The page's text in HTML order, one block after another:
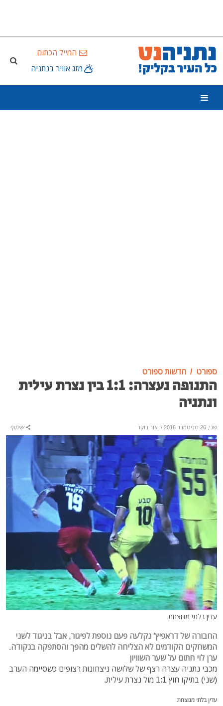
המייל הכתום
מזג אוויר בנתניה
ספורט חדשות ספורט
התנופה נעצרה: 1:1 בין נצרת עילית
ונתניה
שני, 26 ספטמבר 2016 / אור בוקר שיתוף
עדין בלתי מנוצחת
החבורה של דראפיץ' נקלעה פעם נוספת לפיגור, אבל בניגוד לשני
המשחקים הקודמים לא הצליחה להשלים מהפך והסתפקה בנקודה.
ערן לוי חתום על שער השוויון
מכבי נתניה עצרה רצף של שלושה ניצחונות רצופים כשסיימה הערב
(שני) בתיקו חוץ 1:1 מול נצרת עילית.
עדין בלתי מנוצחת